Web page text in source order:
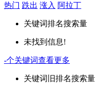
热门 跌出 涨入 阿拉丁
关键词排名搜索量
未找到信息!
-个关键词查看更多
关键词 旧排名搜索量